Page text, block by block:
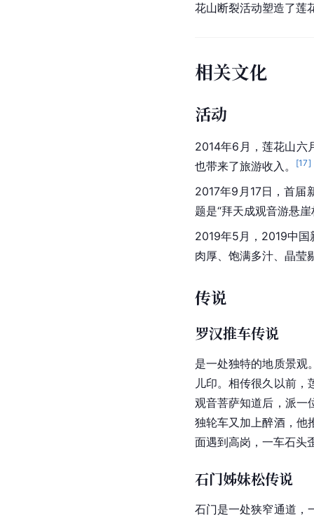
花山断裂活动塑造了莲
相关文化
活动
2014年6月，莲花山六
也带来了旅游收入。
[17]
2017年9月17日，首届
题是“拜天成观音游悬
2019年5月，2019中国
肉厚、饱满多汁、晶莹
传说
罗汉推车传说
是一处独特的地质景观
儿印。相传很久以前
观音菩萨知道后，派一
独轮车又加上醉酒，他
面遇到高岗，一车石头
石门姊妹松传说
石门是一处狭窄通道，